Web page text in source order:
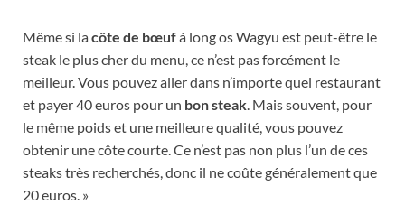
Même si lacôte de bœufà long os Wagyu est peut-être le
steak le plus cher du menu, ce n’est pas forcément le
meilleur. Vous pouvez aller dans n’importe quel restaurant
et payer 40 euros pour un bon steak. Mais souvent, pour
le même poids et une meilleure qualité, vous pouvez
obtenir une côte courte. Ce n’est pas non plus l’un de ces
steaks très recherchés, donc il ne coûte généralement que
20 euros. »